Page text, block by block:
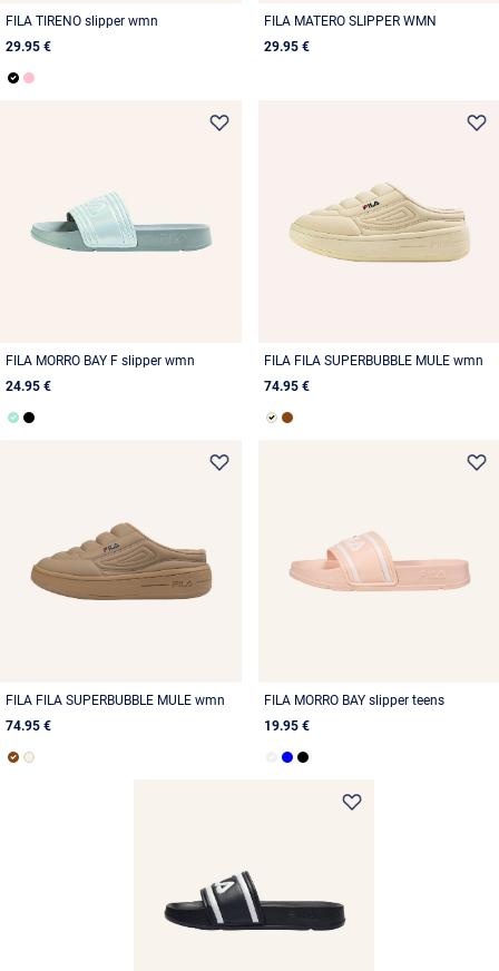
FILA TIRENO slipper wmn
29.95 €
FILA MATERO SLIPPER WMN
29.95 €
FILA MORRO BAY F slipper wmn
24.95 €
FILA FILA SUPERBUBBLE MULE wmn
74.95 €
FILA FILA SUPERBUBBLE MULE wmn
74.95 €
FILA MORRO BAY slipper teens
19.95 €